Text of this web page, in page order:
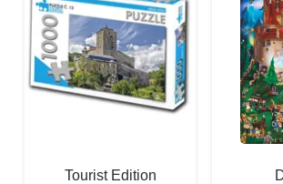
Tourist Edition